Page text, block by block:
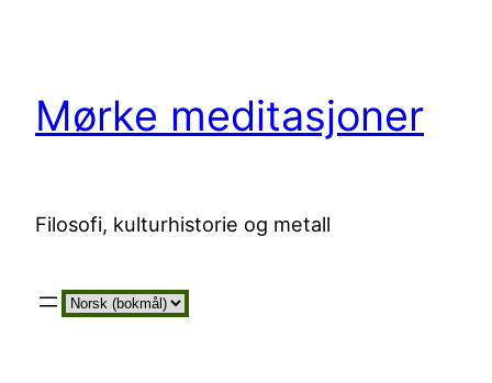
Mørke meditasjoner
Filosofi, kulturhistorie og metall
Velg